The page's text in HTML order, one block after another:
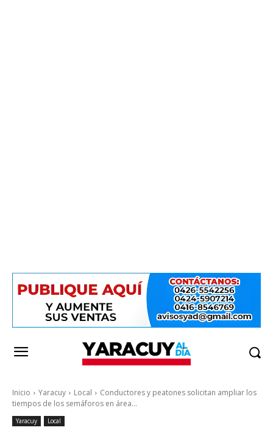
Inicio Yaracuy Local
Conductores y peatones solicitan ampliar los
tiempos de los semáforos en área...
Yaracuy Local